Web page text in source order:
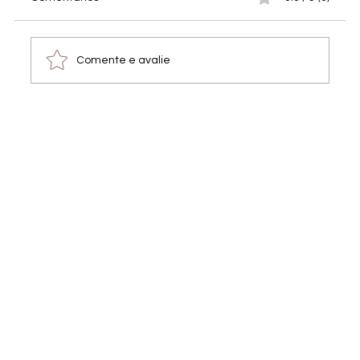
Comente e avalie